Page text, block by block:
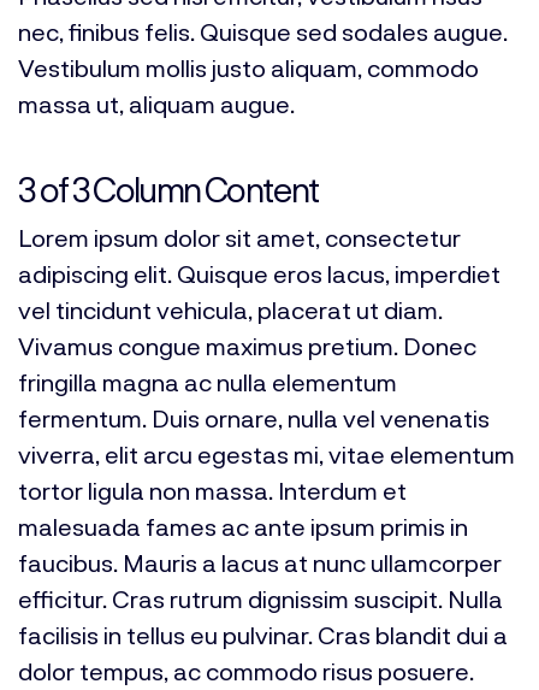
nec, finibus felis. Quisque sed sodales augue.
Vestibulum mollis justo aliquam, commodo
massa ut, aliquam augue.
3 of 3 Column Content
Lorem ipsum dolor sit amet, consectetur
adipiscing elit. Quisque eros lacus, imperdiet
vel tincidunt vehicula, placerat ut diam.
Vivamus congue maximus pretium. Donec
fringilla magna ac nulla elementum
fermentum. Duis ornare, nulla vel venenatis
viverra, elit arcu egestas mi, vitae elementum
tortor ligula non massa. Interdum et
malesuada fames ac ante ipsum primis in
faucibus. Mauris a lacus at nunc ullamcorper
efficitur. Cras rutrum dignissim suscipit. Nulla
facilisis in tellus eu pulvinar. Cras blandit dui a
dolor tempus, ac commodo risus posuere.